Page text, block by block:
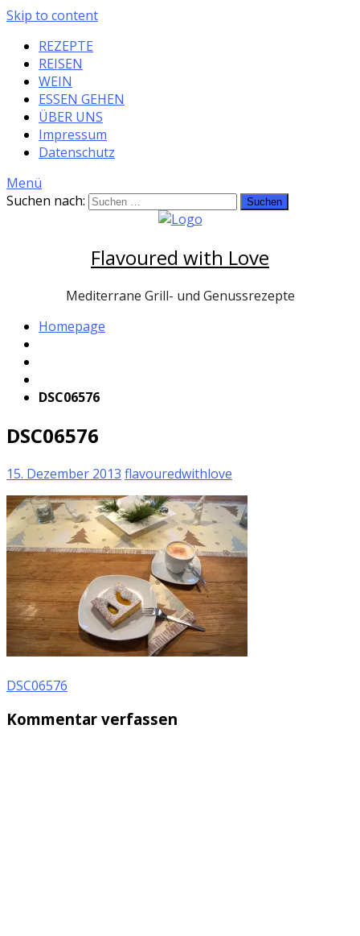
Skip to content
REZEPTE
REISEN
WEIN
ESSEN GEHEN
ÜBER UNS
Impressum
Datenschutz
Menü
Suchen nach:
Flavoured with Love
Mediterrane Grill- und Genussrezepte
Homepage
DSC06576
DSC06576
15. Dezember 2013 flavouredwithlove
DSC06576
Kommentar verfassen